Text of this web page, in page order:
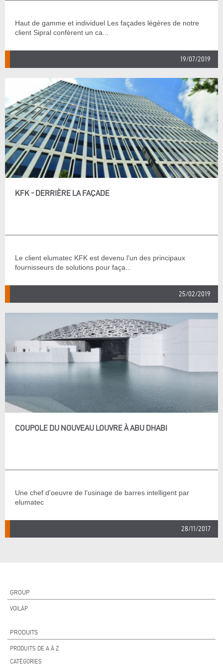
Haut de gamme et individuel Les façades légères de notre
client Sipral confèrent un ca...
19/07/2019
KFK - DERRIÈRE LA FAÇADE
Le client elumatec KFK est devenu l'un des principaux
fournisseurs de solutions pour faça...
25/02/2019
COUPOLE DU NOUVEAU LOUVRE À ABU DHABI
Une chef d'oeuvre de l'usinage de barres intelligent par
elumatec
28/11/2017
GROUP
VOILÀP
PRODUITS
PRODUITS DE A À Z
CATÉGORIES